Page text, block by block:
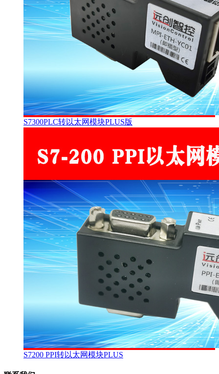
S7300PLC转以太网模块PLUS版
S7200 PPI转以太网模块PLUS